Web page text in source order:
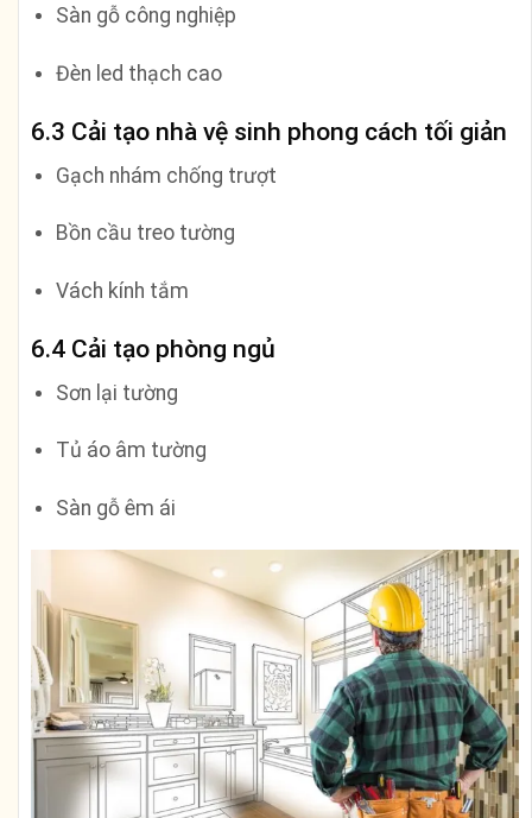
Sàn gỗ công nghiệp
Đèn led thạch cao
6.3 Cải tạo nhà vệ sinh phong cách tối giản
Gạch nhám chống trượt
Bồn cầu treo tường
Vách kính tắm
6.4 Cải tạo phòng ngủ
Sơn lại tường
Tủ áo âm tường
Sàn gỗ êm ái